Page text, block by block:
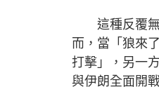
這種反覆無
而，當「狼來
打擊」，另一
與伊朗全面開